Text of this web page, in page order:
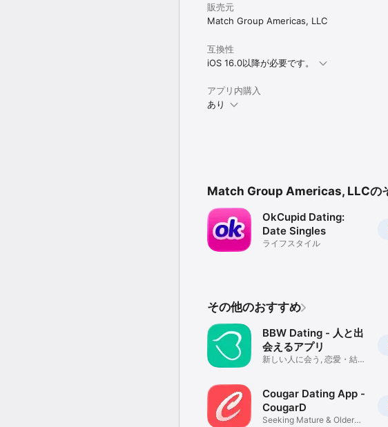
販売元
Match Group Americas, LLC
互換性
iOS 16.0以降が必要です。
アプリ内購入
あり
Match Group Americas, LLCの
OkCupid Dating:
Date Singles
ライフスタイル
その他のおすすめ
BBW Dating - 人と出
会えるアプリ
新しい人に会う, 恋愛・結婚
Cougar Dating App -
CougarD
Seeking Mature & Older